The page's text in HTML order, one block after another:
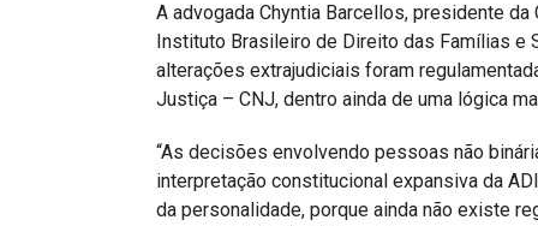
A advogada Chyntia Barcellos, presidente
Instituto Brasileiro de Direito das Famílias e
alterações extrajudiciais foram
Justiça – CNJ, dentro ainda de uma lógica
“As decisões envolvendo pessoas não
interpretação constitucional expansiva da
da personalidade, porque ainda não existe